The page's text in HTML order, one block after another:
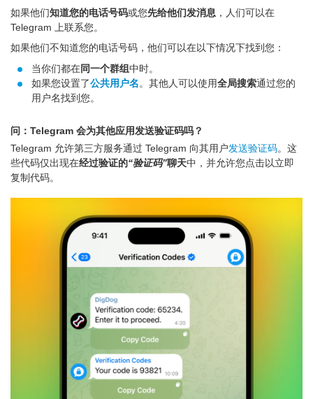
如果他们知道您的电话号码或您先给他们发消息 ，人们可以在
Telegram 上联系您。
如果他们不知道您的电话号码，他们可以在以下情况下找到您：
当你们都在同一个群组中时。
如果您设置了公共用户名。其他人可以使用全局搜索通过您的
用户名找到您。
问：Telegram 会为其他应用发送验证码吗？
Telegram 允许第三方服务通过 Telegram 向其用户发送验证码。这
些代码仅出现在经过验证的“验证码”聊天中，并允许您点击以立即
复制代码。